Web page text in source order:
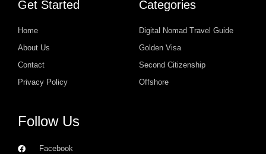
Get Started
Home
About Us
Contact
Privacy Policy
Categories
Digital Nomad Travel Guide
Golden Visa
Second Citizenship
Offshore
Follow Us
Facebook